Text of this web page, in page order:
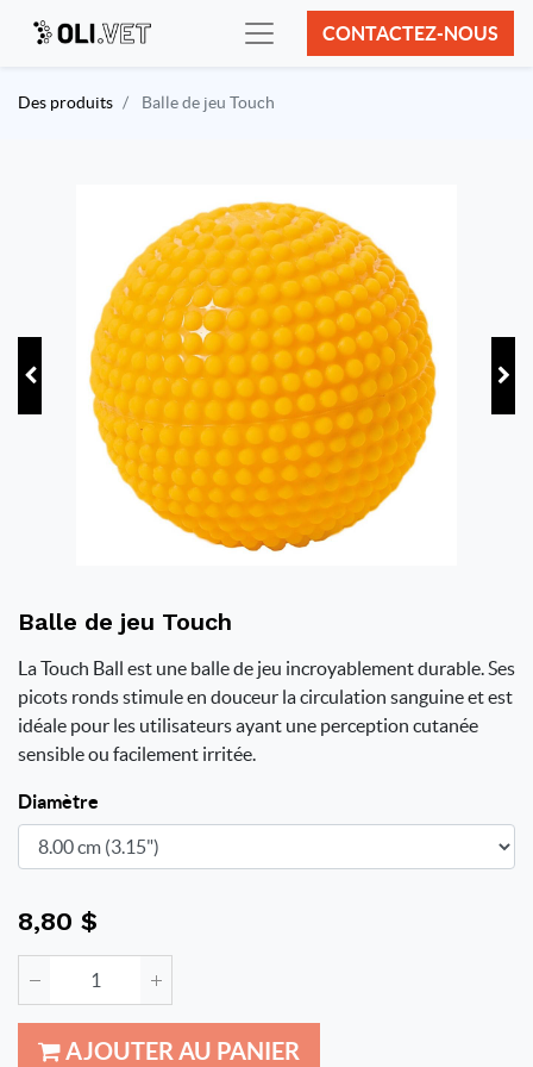
CONTACTEZ-NOUS
Des produits Balle de jeu Touch
Balle de jeu Touch
La Touch Ball est une balle de jeu incroyablement durable. Ses
picots ronds stimule en douceur la circulation sanguine et est
idéale pour les utilisateurs ayant une perception cutanée
sensible ou facilement irritée.
Diamètre
8,80 $
AJOUTER AU PANIER